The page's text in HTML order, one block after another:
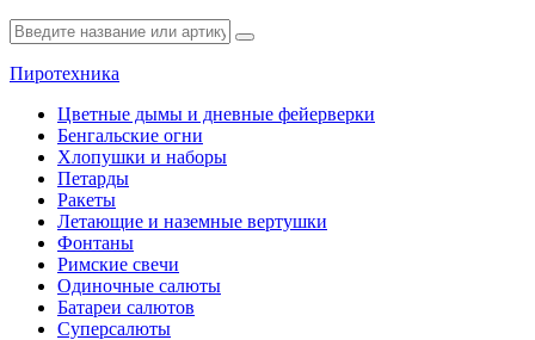
Пиротехника
Цветные дымы и дневные фейерверки
Бенгальские огни
Хлопушки и наборы
Петарды
Ракеты
Летающие и наземные вертушки
Фонтаны
Римские свечи
Одиночные салюты
Батареи салютов
Суперсалюты